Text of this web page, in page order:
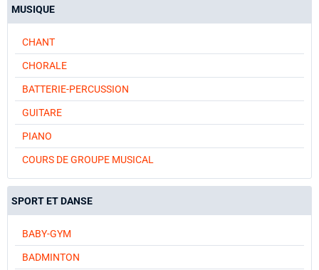
MUSIQUE
CHANT
CHORALE
BATTERIE-PERCUSSION
GUITARE
PIANO
COURS DE GROUPE MUSICAL
SPORT ET DANSE
BABY-GYM
BADMINTON